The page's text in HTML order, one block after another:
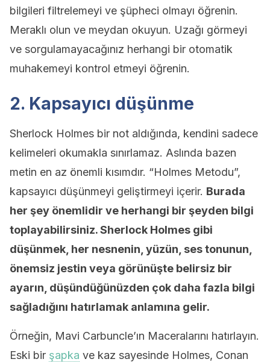
bilgileri filtrelemeyi ve şüpheci olmayı öğrenin.
Meraklı olun ve meydan okuyun. Uzağı görmeyi
ve sorgulamayacağınız herhangi bir otomatik
muhakemeyi kontrol etmeyi öğrenin.
2. Kapsayıcı düşünme
Sherlock Holmes bir not aldığında, kendini sadece
kelimeleri okumakla sınırlamaz. Aslında bazen
metin en az önemli kısımdır. “Holmes Metodu”,
kapsayıcı düşünmeyi geliştirmeyi içerir. Burada
her şey önemlidir ve herhangi bir şeyden bilgi
toplayabilirsiniz. Sherlock Holmes gibi
düşünmek, her nesnenin, yüzün, ses tonunun,
önemsiz jestin veya görünüşte belirsiz bir
ayarın, düşündüğünüzden çok daha fazla bilgi
sağladığını hatırlamak anlamına gelir.
Örneğin, Mavi Carbuncle’ın Maceralarını hatırlayın.
Eski bir şapka ve kaz sayesinde Holmes, Conan